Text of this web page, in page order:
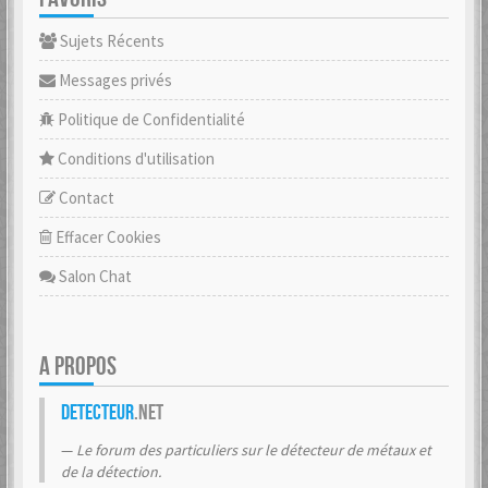
Sujets Récents
Messages privés
Politique de Confidentialité
Conditions d'utilisation
Contact
Effacer Cookies
Salon Chat
A PROPOS
Detecteur.net
Le forum des particuliers sur le détecteur de métaux et
de la détection.